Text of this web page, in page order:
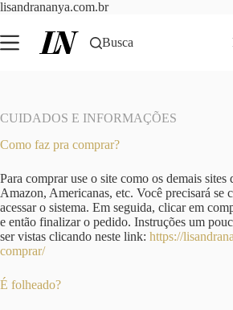
lisandrananya.com.brPular
o
conteúdo
Busca
CUIDADOS E INFORMAÇÕES
Como faz pra comprar?
Para comprar use o site como os demais sites
Amazon, Americanas, etc. Você precisará se
acessar o sistema. Em seguida, clicar em
e então finalizar o pedido. Instruções um
ser vistas clicando neste link: https://
comprar/
É folheado?